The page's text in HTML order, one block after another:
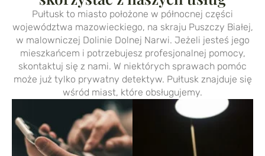
Pułtusk to miasto położone w północnej części
województwa mazowieckiego, na skraju Puszczy Białej,
w malowniczej Dolinie Dolnej Narwi. Jeżeli jesteś jego
mieszkańcem i potrzebujesz profesjonalnej pomocy,
skontaktuj się z nami. W niektórych sprawach pomóc
może już tylko prywatny detektyw. Pułtusk znajduje się
wśród miast, które obsługujemy.